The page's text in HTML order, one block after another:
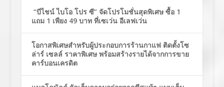
“บีไชน์ ไบโอ โปร ซี” จัดโปรโมชั่นสุดพิเศษ ซื้อ 1
แถม 1 เพียง 49 บาท ที่เซเว่น อีเลฟเว่น
โอกาสพิเศษสำหรับผู้ประกอบการร้านกาแฟ ติดตั้งโซ
ล่าร์ เซลล์ ราคาพิเศษ พร้อมสร้างรายได้จากการขาย
คาร์บอนเครดิต